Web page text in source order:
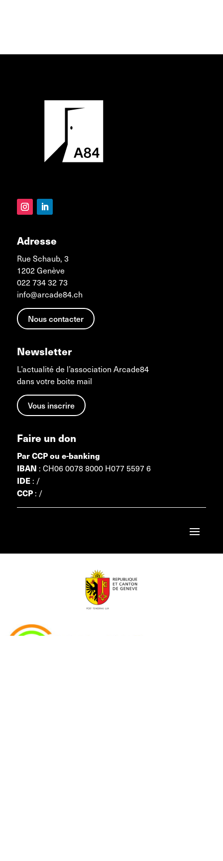
Adresse
Rue Schaub, 3
1202 Genève
022 734 32 73
info@arcade84.ch
Nous contacter
Newsletter
L’actualité de l’association Arcade84
dans votre boite mail
Vous inscrire
Faire un don
Par CCP ou e-banking
IBAN : CH06 0078 8000 H077 5597 6
IDE: /
CCP: /